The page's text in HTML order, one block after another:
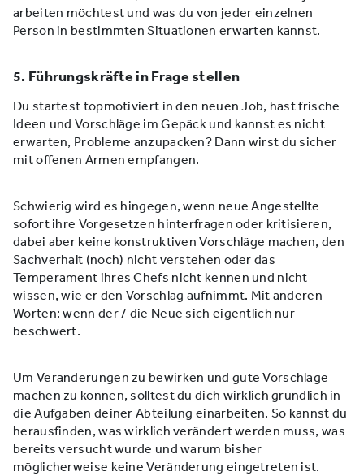
arbeiten möchtest und was du von jeder einzelnen
Person in bestimmten Situationen erwarten kannst.
5. Führungskräfte in Frage stellen
Du startest topmotiviert in den neuen Job, hast frische
Ideen und Vorschläge im Gepäck und kannst es nicht
erwarten, Probleme anzupacken? Dann wirst du sicher
mit offenen Armen empfangen.
Schwierig wird es hingegen, wenn neue Angestellte
sofort ihre Vorgesetzen hinterfragen oder kritisieren,
dabei aber keine konstruktiven Vorschläge machen, den
Sachverhalt (noch) nicht verstehen oder das
Temperament ihres Chefs nicht kennen und nicht
wissen, wie er den Vorschlag aufnimmt. Mit anderen
Worten: wenn der / die Neue sich eigentlich nur
beschwert.
Um Veränderungen zu bewirken und gute Vorschläge
machen zu können, solltest du dich wirklich gründlich in
die Aufgaben deiner Abteilung einarbeiten. So kannst du
herausfinden, was wirklich verändert werden muss, was
bereits versucht wurde und warum bisher
möglicherweise keine Veränderung eingetreten ist.